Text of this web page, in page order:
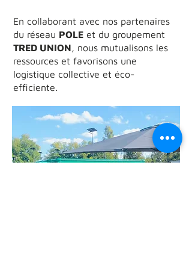
En collaborant avec nos partenaires
du réseau POLE et du groupement
TRED UNION, nous mutualisons les
ressources et favorisons une
logistique collective et éco-
efficiente.